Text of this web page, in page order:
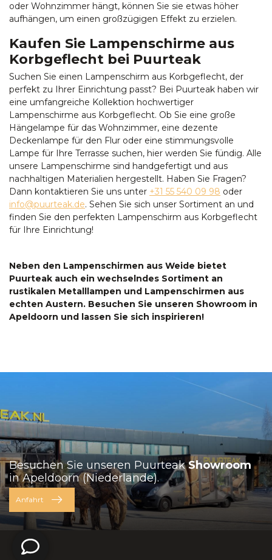
oder Wohnzimmer hängt, können Sie sie etwas höher
aufhängen, um einen großzügigen Effekt zu erzielen.
Kaufen Sie Lampenschirme aus
Korbgeflecht bei Puurteak
Suchen Sie einen Lampenschirm aus Korbgeflecht, der
perfekt zu Ihrer Einrichtung passt? Bei Puurteak haben wir
eine umfangreiche Kollektion hochwertiger
Lampenschirme aus Korbgeflecht. Ob Sie eine große
Hängelampe für das Wohnzimmer, eine dezente
Deckenlampe für den Flur oder eine stimmungsvolle
Lampe für Ihre Terrasse suchen, hier werden Sie fündig. Alle
unsere Lampenschirme sind handgefertigt und aus
nachhaltigen Materialien hergestellt. Haben Sie Fragen?
Dann kontaktieren Sie uns unter +31 55 540 09 98 oder
info@puurteak.de. Sehen Sie sich unser Sortiment an und
finden Sie den perfekten Lampenschirm aus Korbgeflecht
für Ihre Einrichtung!
Neben den Lampenschirmen aus Weide bietet
Puurteak auch ein wechselndes Sortiment an
rustikalen Metalllampen und Lampenschirmen aus
echten Austern. Besuchen Sie unseren Showroom in
Apeldoorn und lassen Sie sich inspirieren!
Besuchen Sie unseren PuurteakShowroom
in Apeldoorn (Niederlande).
Anfahrt